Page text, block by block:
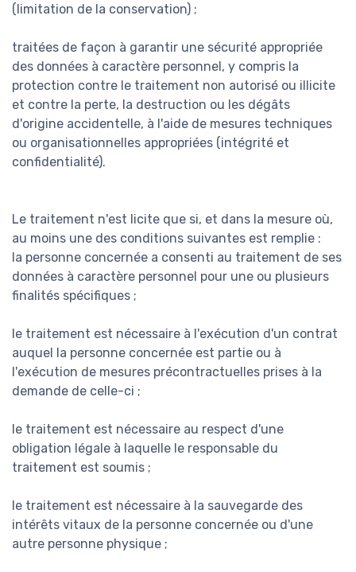
(limitation de la conservation) ;
traitées de façon à garantir une sécurité appropriée
des données à caractère personnel, y compris la
protection contre le traitement non autorisé ou illicite
et contre la perte, la destruction ou les dégâts
d'origine accidentelle, à l'aide de mesures techniques
ou organisationnelles appropriées (intégrité et
confidentialité).
Le traitement n'est licite que si, et dans la mesure où,
au moins une des conditions suivantes est remplie :
la personne concernée a consenti au traitement de ses
données à caractère personnel pour une ou plusieurs
finalités spécifiques ;
le traitement est nécessaire à l'exécution d'un contrat
auquel la personne concernée est partie ou à
l'exécution de mesures précontractuelles prises à la
demande de celle-ci ;
le traitement est nécessaire au respect d'une
obligation légale à laquelle le responsable du
traitement est soumis ;
le traitement est nécessaire à la sauvegarde des
intérêts vitaux de la personne concernée ou d'une
autre personne physique ;